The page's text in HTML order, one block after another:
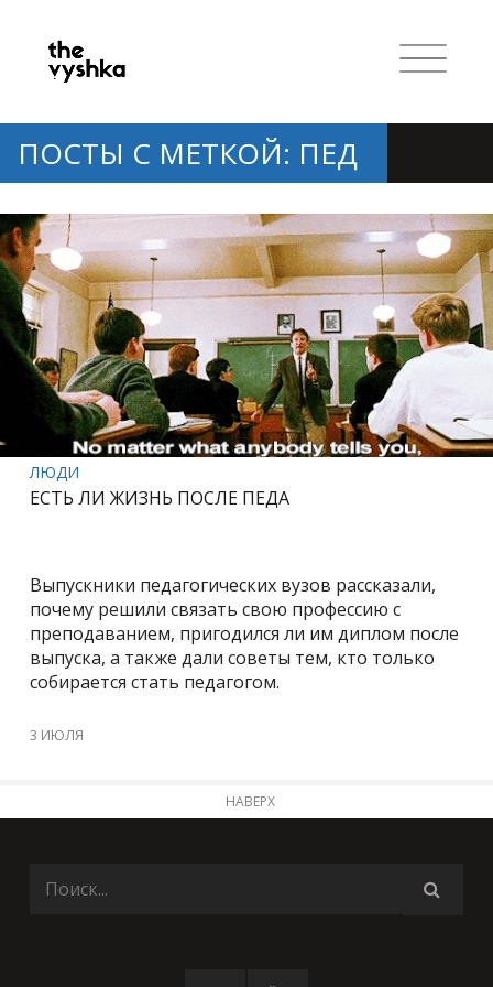
ПОСТЫ С МЕТКОЙ: ПЕД
ЛЮДИ
ЕСТЬ ЛИ ЖИЗНЬ ПОСЛЕ ПЕДА
Выпускники педагогических вузов рассказали,
почему решили связать свою профессию с
преподаванием, пригодился ли им диплом после
выпуска, а также дали советы тем, кто только
собирается стать педагогом.
3 ИЮЛЯ
НАВЕРХ